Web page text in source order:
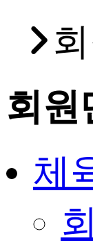
회원
체